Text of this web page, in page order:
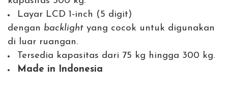
Layar LCD 1-inch (5 digit)
dengan backlight yang cocok untuk digunakan
di luar ruangan.
Tersedia kapasitas dari 75 kg hingga 300 kg.
Made in Indonesia